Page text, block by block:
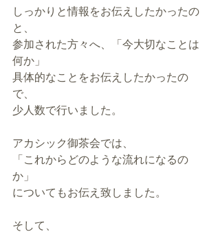
しっかりと情報をお伝えしたかったの
と、
参加された方々へ、「今大切なことは
何か」
具体的なことをお伝えしたかったの
で、
少人数で行いました。
アカシック御茶会では、
「これからどのような流れになるの
か」
についてもお伝え致しました。
そして、